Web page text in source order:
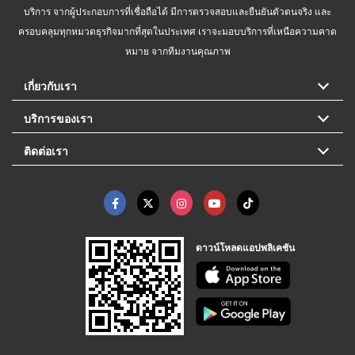
บริการ จากผู้ประกอบการที่เชื่อถือได้ มีการตรวจสอบและยืนยันตัวตนจริง และ
ครอบคลุมทุกหมวดธุรกิจมากที่สุดในประเทศ เราจะมอบบริการที่เหนือความคาด
หมาย จากทีมงานคุณภาพ
เกี่ยวกับเรา
บริการของเรา
ติดต่อเรา
ดาวน์โหลดแอปพลิเคชัน